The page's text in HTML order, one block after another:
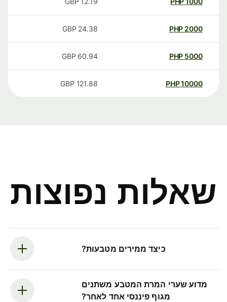
2000
PHP
24.38
GBP
5000
PHP
60.94
GBP
10000
PHP
121.88
GBP
שאלות נפוצות
כיצד ממירים מטבעות?
מדוע שערי המרת המטבע משתנים
מגוף פיננסי אחד לאחר?